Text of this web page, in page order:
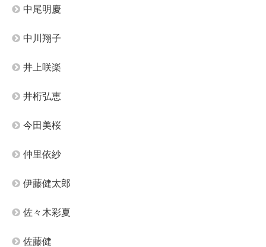
中尾明慶
中川翔子
井上咲楽
井桁弘恵
今田美桜
仲里依紗
伊藤健太郎
佐々木彩夏
佐藤健